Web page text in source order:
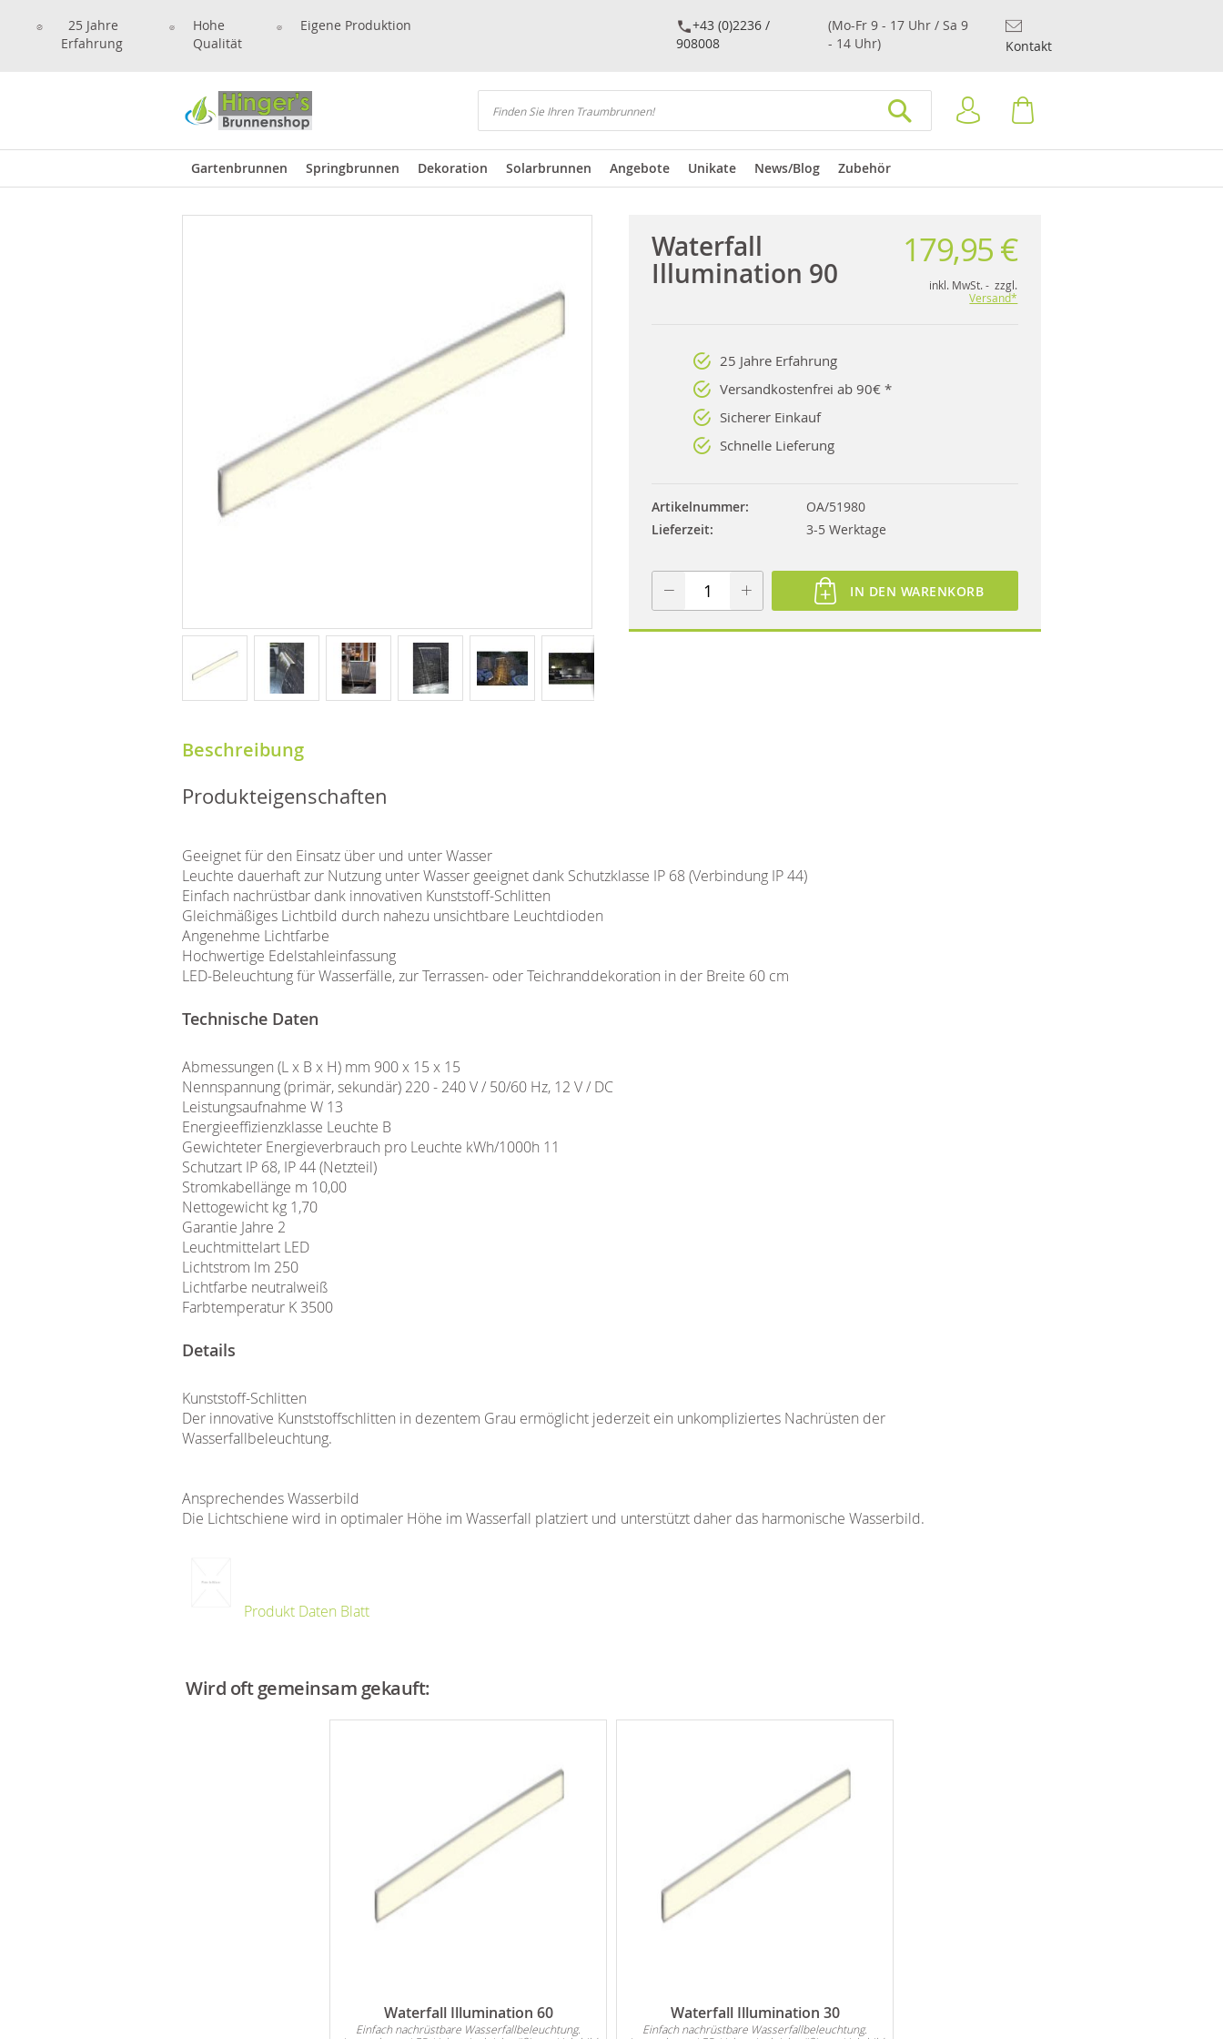
25 Jahre
Erfahrung
Hohe
Qualität
Eigene Produktion
+43 (0)2236 /
908008
(Mo-Fr 9 - 17 Uhr / Sa 9
- 14 Uhr)
Kontakt
Suchen
Anmelden
Gartenbrunnen Springbrunnen Dekoration Solarbrunnen Angebote Unikate News/Blog Zubehör
Waterfall
Illumination 90
179,95 €
inkl. MwSt. - zzgl.
Versand*
25 Jahre Erfahrung
Versandkostenfrei ab 90€ *
Sicherer Einkauf
Schnelle Lieferung
Artikelnummer
OA/51980
Lieferzeit
3-5 Werktage
IN DEN WARENKORB
Beschreibung
Produkteigenschaften
Geeignet für den Einsatz über und unter Wasser
Leuchte dauerhaft zur Nutzung unter Wasser geeignet dank Schutzklasse IP 68 (Verbindung IP 44)
Einfach nachrüstbar dank innovativen Kunststoff-Schlitten
Gleichmäßiges Lichtbild durch nahezu unsichtbare Leuchtdioden
Angenehme Lichtfarbe
Hochwertige Edelstahleinfassung
LED-Beleuchtung für Wasserfälle, zur Terrassen- oder Teichranddekoration in der Breite 60 cm
Technische Daten
Abmessungen (L x B x H) mm 900 x 15 x 15
Nennspannung (primär, sekundär) 220 - 240 V / 50/60 Hz, 12 V / DC
Leistungsaufnahme W 13
Energieeffizienzklasse Leuchte B
Gewichteter Energieverbrauch pro Leuchte kWh/1000h 11
Schutzart IP 68, IP 44 (Netzteil)
Stromkabellänge m 10,00
Nettogewicht kg 1,70
Garantie Jahre 2
Leuchtmittelart LED
Lichtstrom lm 250
Lichtfarbe neutralweiß
Farbtemperatur K 3500
Details
Kunststoff-Schlitten
Der innovative Kunststoffschlitten in dezentem Grau ermöglicht jederzeit ein unkompliziertes Nachrüsten der
Wasserfallbeleuchtung.
Ansprechendes Wasserbild
Die Lichtschiene wird in optimaler Höhe im Wasserfall platziert und unterstützt daher das harmonische Wasserbild.
Produkt Daten Blatt
Wird oft gemeinsam gekauft:
Waterfall Illumination 60
Einfach nachrüstbare Wasserfallbeleuchtung.
Waterfall Illumination 30
Einfach nachrüstbare Wasserfallbeleuchtung.